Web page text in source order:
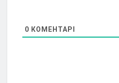
0 КОМЕНТАРІ